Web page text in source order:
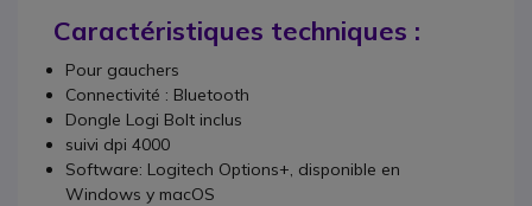
Caractéristiques techniques :
Pour gauchers
Connectivité : Bluetooth
Dongle Logi Bolt inclus
suivi dpi 4000
Software: Logitech Options+, disponible en
Windows y macOS